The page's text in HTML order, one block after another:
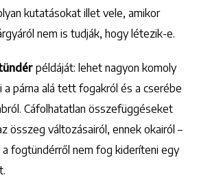
kutatásokat illet vele, amikor
nem is tudják, hogy létezik-e.
példáját: lehet nagyon komoly
párna alá tett fogakról és a cserébe
Cáfolhatatlan összefüggéseket
összeg változásairól, ennek okairól –
a fogtündérről nem fog kideríteni egy